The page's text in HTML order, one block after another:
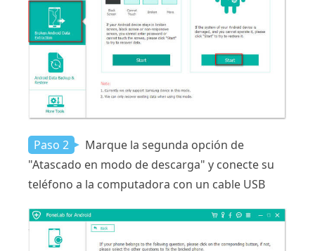
Paso 2
Marque la segunda opción de
"Atascado en modo de descarga" y conecte su
teléfono a la computadora con un cable USB